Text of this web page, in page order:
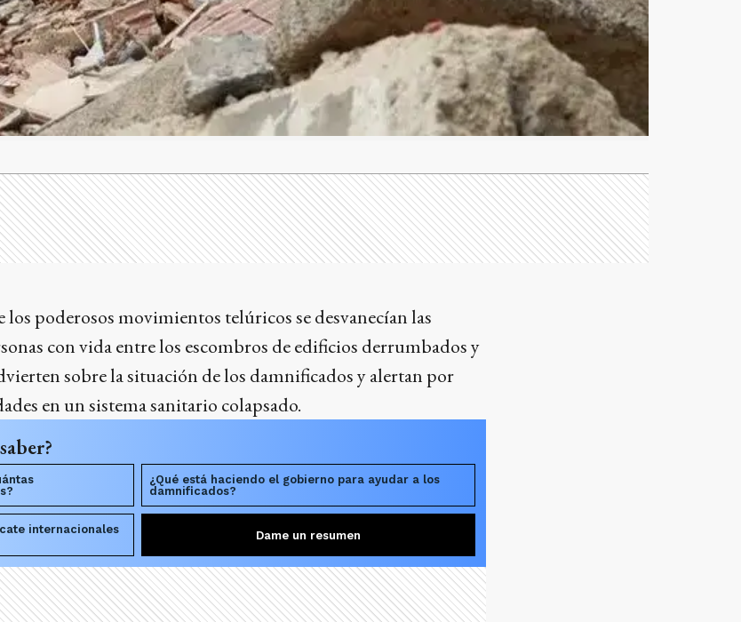
poderosos movimientos telúricos se desvanecían las
con vida entre los escombros de edificios derrumbados y
sobre la situación de los damnificados y alertan por
en un sistema sanitario colapsado.
¿Qué está haciendo el gobierno para ayudar a los
damnificados?
internacionales
Dame un resumen